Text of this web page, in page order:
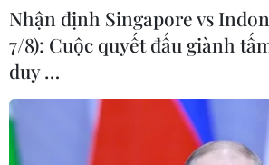
Nhận định Singapore vs
7/8): Cuộc quyết đấu giành
duy …